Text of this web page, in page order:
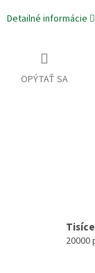
Detailné informácie
OPÝTAŤ SA